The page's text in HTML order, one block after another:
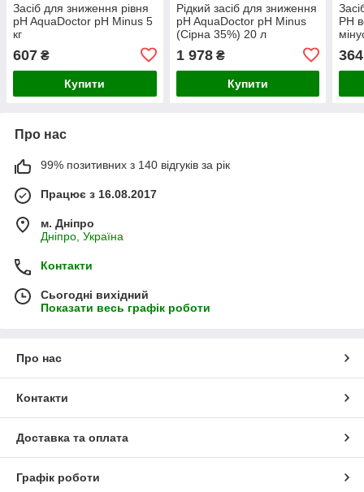
Засіб для зниження рівня
pH AquaDoctor pH Minus 5
кг
607 ₴
Купити
Рідкий засіб для зниження
pH AquaDoctor pH Minus
(Сірна 35%) 20 л
1 978₴
Купити
РН
364
Про нас
99% позитивних з 140 відгуків за рік
Працює з 16.08.2017
м. Дніпро
Дніпро, Україна
Контакти
Сьогодні вихідний
Показати весь графік роботи
Про нас
Контакти
Доставка та оплата
Графік роботи